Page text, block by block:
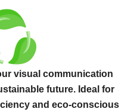
visual communication
future. Ideal for
and eco-conscious